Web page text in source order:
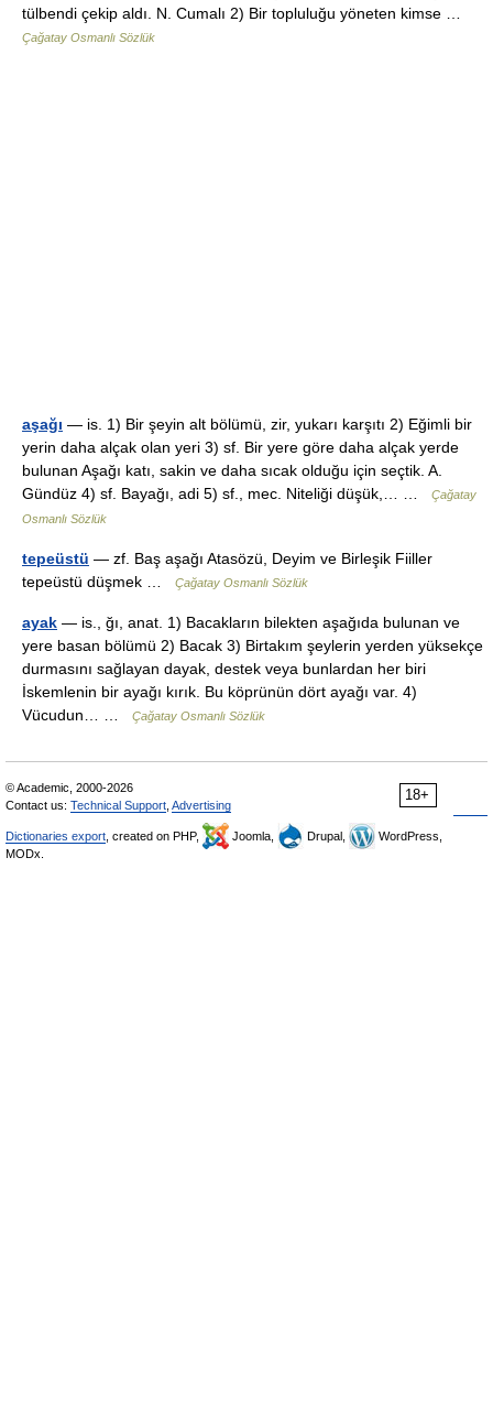
tülbendi çekip aldı. N. Cumalı 2) Bir topluluğu yöneten kimse …
Çağatay Osmanlı Sözlük
aşağı — is. 1) Bir şeyin alt bölümü, zir, yukarı karşıtı 2) Eğimli bir
yerin daha alçak olan yeri 3) sf. Bir yere göre daha alçak yerde
bulunan Aşağı katı, sakin ve daha sıcak olduğu için seçtik. A.
Gündüz 4) sf. Bayağı, adi 5) sf., mec. Niteliği düşük,… …
Çağatay
Osmanlı Sözlük
tepeüstü — zf. Baş aşağı Atasözü, Deyim ve Birleşik Fiiller
tepeüstü düşmek …
Çağatay Osmanlı Sözlük
ayak — is., ğı, anat. 1) Bacakların bilekten aşağıda bulunan ve
yere basan bölümü 2) Bacak 3) Birtakım şeylerin yerden yüksekçe
durmasını sağlayan dayak, destek veya bunlardan her biri
İskemlenin bir ayağı kırık. Bu köprünün dört ayağı var. 4)
Vücudun… …
Çağatay Osmanlı Sözlük
18+
© Academic, 2000-2026
Contact us: Technical Support Advertising
Dictionaries export , created on PHP, Joomla, Drupal,
WordPress,
MODx.